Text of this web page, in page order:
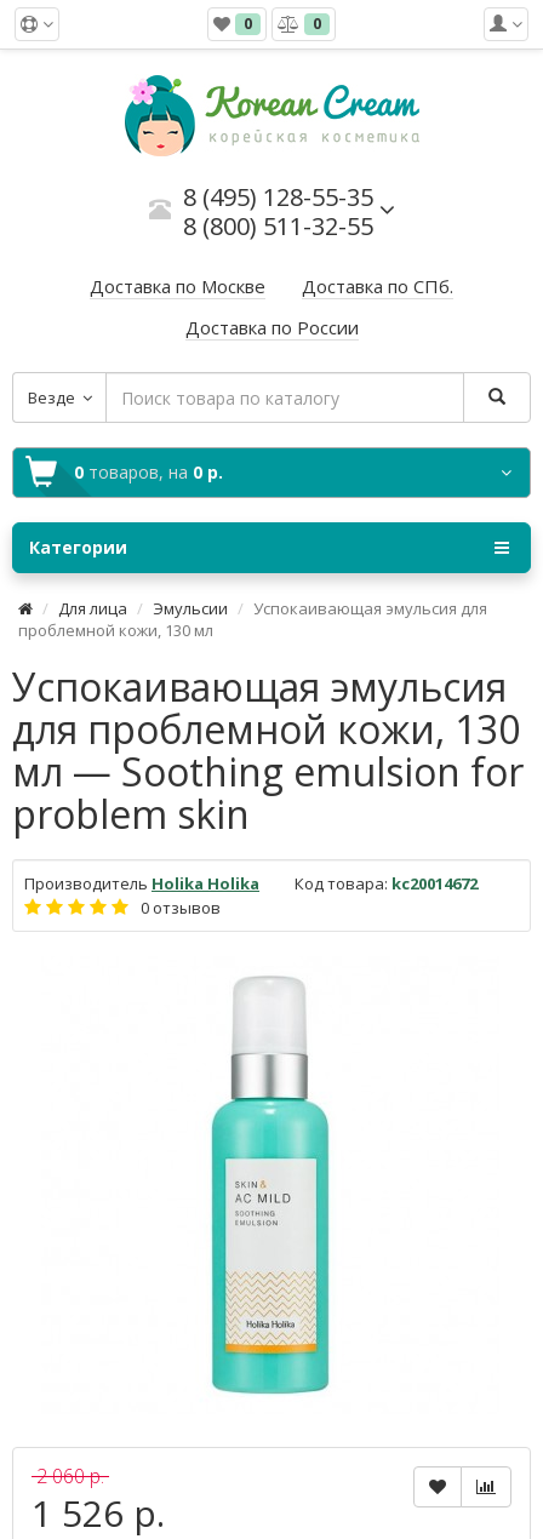
0 0
8 (495) 128-55-35
8 (800) 511-32-55
Доставка по Москве
Доставка по СПб.
Доставка по России
Везде
0 товаров, на 0 р.
Категории
Для лица Эмульсии
Успокаивающая эмульсия для
проблемной кожи, 130 мл
Успокаивающая эмульсия
для проблемной кожи, 130
мл — Soothing emulsion for
problem skin
Производитель Holika Holika Код товара: kc20014672
0 отзывов
2 060 р.
1 526 р.